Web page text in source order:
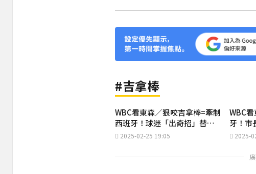
#吉拿棒
WBC看東森／狠咬吉拿棒=牽制
西班牙！球迷「出奇招」替中
華隊集氣
2025-02-25 19:05
WBC
牙！市
2025-